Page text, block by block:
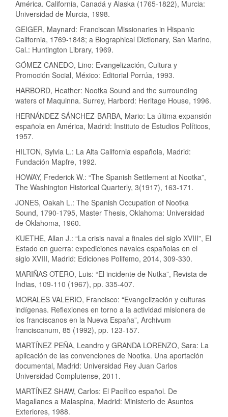
América. California, Canadá y Alaska (1765-1822), Murcia:
Universidad de Murcia, 1998.
GEIGER, Maynard: Franciscan Missionaries in Hispanic
California, 1769-1848; a Biographical Dictionary, San Marino,
Cal.: Huntington Library, 1969.
GÓMEZ CANEDO, Lino: Evangelización, Cultura y
Promoción Social, México: Editorial Porrúa, 1993.
HARBORD, Heather: Nootka Sound and the surrounding
waters of Maquinna. Surrey, Harbord: Heritage House, 1996.
HERNÁNDEZ SÁNCHEZ-BARBA, Mario: La última expansión
española en América, Madrid: Instituto de Estudios Políticos,
1957.
HILTON, Sylvia L.: La Alta California española, Madrid:
Fundación Mapfre, 1992.
HOWAY, Frederick W.: “The Spanish Settlement at Nootka”,
The Washington Historical Quarterly, 3(1917), 163-171.
JONES, Oakah L.: The Spanish Occupation of Nootka
Sound, 1790-1795, Master Thesis, Oklahoma: Universidad
de Oklahoma, 1960.
KUETHE, Allan J.: “La crisis naval a finales del siglo XVIII”, El
Estado en guerra: expediciones navales españolas en el
siglo XVIII, Madrid: Ediciones Polifemo, 2014, 309-330.
MARIÑAS OTERO, Luis: “El incidente de Nutka”, Revista de
Indias, 109-110 (1967), pp. 335-407.
MORALES VALERIO, Francisco: “Evangelización y culturas
indígenas. Reflexiones en torno a la actividad misionera de
los franciscanos en la Nueva España”, Archivum
franciscanum, 85 (1992), pp. 123-157.
MARTÍNEZ PEÑA, Leandro y GRANDA LORENZO, Sara: La
aplicación de las convenciones de Nootka. Una aportación
documental, Madrid: Universidad Rey Juan Carlos
Universidad Complutense, 2011.
MARTÍNEZ SHAW, Carlos: El Pacífico español. De
Magallanes a Malaspina, Madrid: Ministerio de Asuntos
Exteriores, 1988.